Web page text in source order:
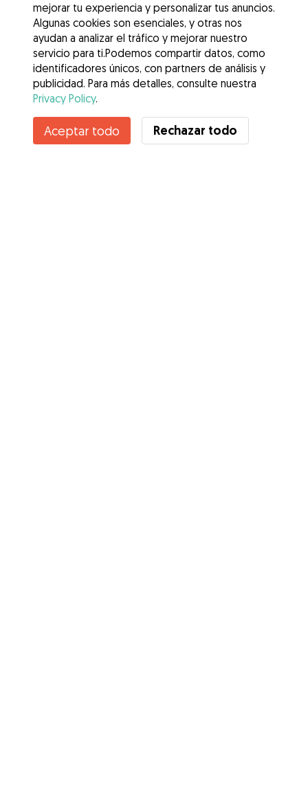
¿Conoces los Beneficios de Gudog? Ver más
mejorar tu experiencia y personalizar tus anuncios.
Algunas cookies son esenciales, y otras nos
ayudan a analizar el tráfico y mejorar nuestro
servicio para ti.Podemos compartir datos, como
identificadores únicos, con partners de análisis y
publicidad. Para más detalles, consulte nuestra
Privacy Policy.
Aceptar todo Rechazar todo